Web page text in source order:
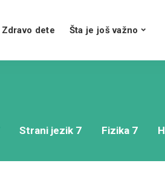
Zdravo dete Šta je još važno
Strani jezik 7 Fizika 7